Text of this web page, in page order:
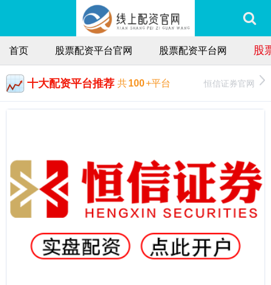
首页 股票配资平台官网 股票配资平台网 股
十大配资平台推荐 共100+平台 恒信证券官网